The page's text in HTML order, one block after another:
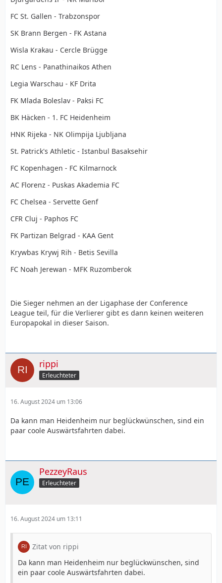
FC St. Gallen - Trabzonspor
SK Brann Bergen - FK Astana
Wisla Krakau - Cercle Brügge
RC Lens - Panathinaikos Athen
Legia Warschau - KF Drita
FK Mlada Boleslav - Paksi FC
BK Häcken - 1. FC Heidenheim
HNK Rijeka - NK Olimpija Ljubljana
St. Patrick's Athletic - Istanbul Basaksehir
FC Kopenhagen - FC Kilmarnock
AC Florenz - Puskas Akademia FC
FC Chelsea - Servette Genf
CFR Cluj - Paphos FC
FK Partizan Belgrad - KAA Gent
Krywbas Krywj Rih - Betis Sevilla
FC Noah Jerewan - MFK Ruzomberok
Die Sieger nehmen an der Ligaphase der Conference
League teil, für die Verlierer gibt es dann keinen weiteren
Europapokal in dieser Saison.
rippi
Erleuchteter
16. August 2024 um 13:06
Da kann man Heidenheim nur beglückwünschen, sind ein
paar coole Auswärtsfahrten dabei.
PezzeyRaus
Erleuchteter
16. August 2024 um 13:11
Zitat von rippi
Da kann man Heidenheim nur beglückwünschen, sind
ein paar coole Auswärtsfahrten dabei.